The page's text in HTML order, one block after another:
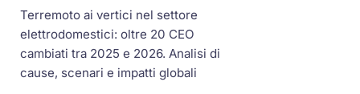
Terremoto ai vertici nel settore
elettrodomestici: oltre 20 CEO
cambiati tra 2025 e 2026. Analisi di
cause, scenari e impatti globali